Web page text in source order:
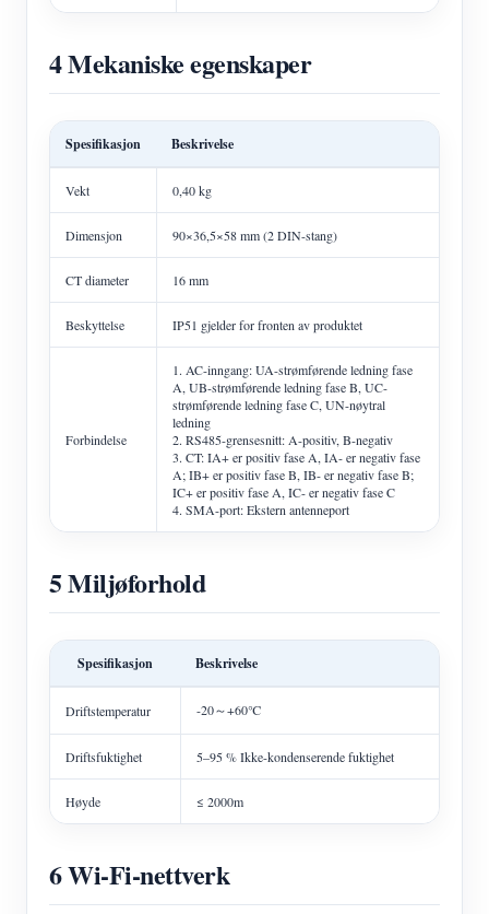
4 Mekaniske egenskaper
Spesifikasjon Beskrivelse
Vekt 0,40 kg
Dimensjon 90×36,5×58 mm (2 DIN-stang)
CT diameter 16 mm
Beskyttelse IP51 gjelder for fronten av produktet
Forbindelse
1. AC-inngang: UA-strømførende ledning fase
A, UB-strømførende ledning fase B, UC-
strømførende ledning fase C, UN-nøytral
ledning
2. RS485-grensesnitt: A-positiv, B-negativ
3. CT: IA+ er positiv fase A, IA- er negativ fase
A; IB+ er positiv fase B, IB- er negativ fase B;
IC+ er positiv fase A, IC- er negativ fase C
4. SMA-port: Ekstern antenneport
5 Miljøforhold
Spesifikasjon Beskrivelse
Driftstemperatur -20～+60℃
Driftsfuktighet 5–95 % Ikke-kondenserende fuktighet
Høyde ≤ 2000m
6 Wi-Fi-nettverk